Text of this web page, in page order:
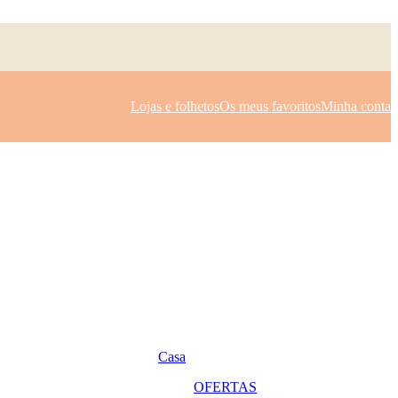
Lojas e folhetosOs meus favoritosMinha conta
Casa
OFERTAS